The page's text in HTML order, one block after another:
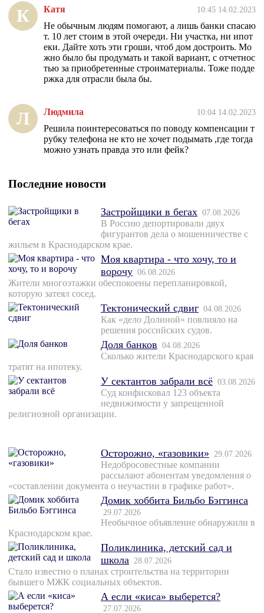
К Катя 10:45 14.02.2023
Не обычным людям помогают, а лишь банки спасаю
т. 10 лет стоим в этой очереди. Ни участка, ни ипот
еки. Дайте хоть эти гроши, чтоб дом достроить. Мо
жно было бы продумать и такой вариант, с отчетнос
тью за приобретенные строиматериалы. Тоже подде
ржка для отрасли была бы.
Л Людмила 10:04 14.02.2023
Решила поинтересоваться по поводу компенсации т
рубку телефона не кто не хочет подымать ,где тогда
можно узнать правда это или фейк?
Последние новости
Застройщики в бегах 07.08.2026
В Россию депортировали двух
фигурантов дела о мошенничестве с
жильем в Краснодарском крае.
Моя квартира - что хочу, то и
ворочу 06.08.2026
Жители многоэтажки обеспокоены перепланировкой,
которую затеял сосед.
Тектонический сдвиг 04.08.2026
Как «дело Долиной» повлияло на
решения российских судов.
Доля банков 04.08.2026
Сколько жители Краснодарского края
тратят на ипотеку.
У сектантов забрали всё 03.08.2026
Суд конфисковал 123 объекта
недвижимости у запрещенной
религиозной организации.
Осторожно, «газовики» 29.07.2026
Недобросовестные компании
рассылают абонентам уведомления о
«составлении документа о неучастии в графике работ».
Домик хоббита Бильбо Бэггинса
29.07.2026
Необычное объявление обнаружили в
Краснодарском крае.
Поликлиника, детский сад и
школа 28.07.2026
Стало известно о планах строительства на территории
бывшего МЖК социальных объектов.
А если «киса» выберется?
27.07.2026